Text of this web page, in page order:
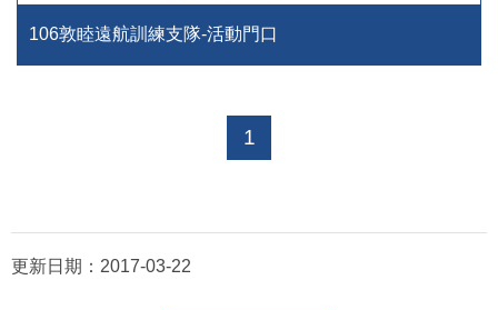
106敦睦遠航訓練支隊-活動門口
1
更新日期： 2017-03-22